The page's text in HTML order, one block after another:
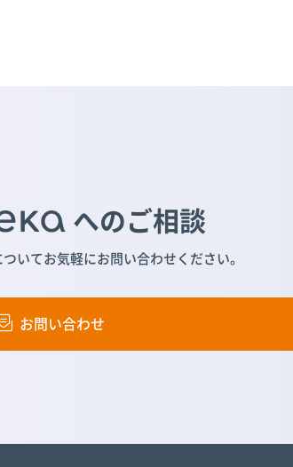
へのご相談
ついてお気軽にお問い合わせください。
お問い合わせ